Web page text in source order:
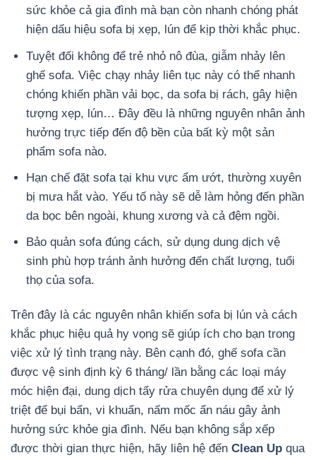
sức khỏe cả gia đình mà bạn còn nhanh chóng phát
hiện dấu hiệu sofa bị xẹp, lún để kịp thời khắc phục.
Tuyệt đối không để trẻ nhỏ nô đùa, giẫm nhảy lên
ghế sofa. Việc chạy nhảy liên tục này có thể nhanh
chóng khiến phần vải bọc, da sofa bị rách, gây hiện
tượng xẹp, lún… Đây đều là những nguyên nhân ảnh
hưởng trực tiếp đến độ bền của bất kỳ một sản
phẩm sofa nào.
Hạn chế đặt sofa tại khu vực ẩm ướt, thường xuyên
bị mưa hắt vào. Yếu tố này sẽ dễ làm hỏng đến phần
da bọc bên ngoài, khung xương và cả đệm ngồi.
Bảo quản sofa đúng cách, sử dụng dung dịch vệ
sinh phù hợp tránh ảnh hưởng đến chất lượng, tuổi
thọ của sofa.
Trên đây là các nguyên nhân khiến sofa bị lún và cách
khắc phục hiệu quả hy vọng sẽ giúp ích cho bạn trong
việc xử lý tình trạng này. Bên cạnh đó, ghế sofa cần
được vệ sinh định kỳ 6 tháng/ lần bằng các loại máy
móc hiện đại, dung dịch tẩy rửa chuyên dụng để xử lý
triệt để bụi bẩn, vi khuẩn, nấm mốc ẩn náu gây ảnh
hưởng sức khỏe gia đình. Nếu bạn không sắp xếp
được thời gian thực hiện, hãy liên hệ đến Clean Up qua